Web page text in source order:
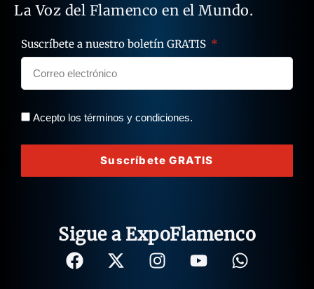
La Voz del Flamenco en el Mundo.
Suscríbete a nuestro boletín GRATIS
Acepto los términos y condiciones.
Suscríbete GRATIS
Sigue a ExpoFlamenco